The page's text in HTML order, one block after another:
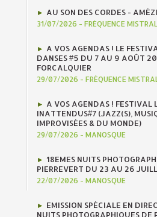
AU SON DES CORDES -
31/07/2026 - FRÉQUENCE
A VOS AGENDAS ! LE
DANSES #5 DU 7 AU 9 AOÛT
FORCALQUIER
29/07/2026 - FRÉQUENCE
A VOS AGENDAS ! FESTIVAL
INATTENDUS#7 (JAZZ(S),
IMPROVISÉES & DU MONDE)
29/07/2026 - MANOSQUE
18EMES NUITS
PIERREVERT DU 23 AU 26
22/07/2026 - MANOSQUE
EMISSION SPÉCIALE EN
NUITS PHOTOGRAPHIQUES DE